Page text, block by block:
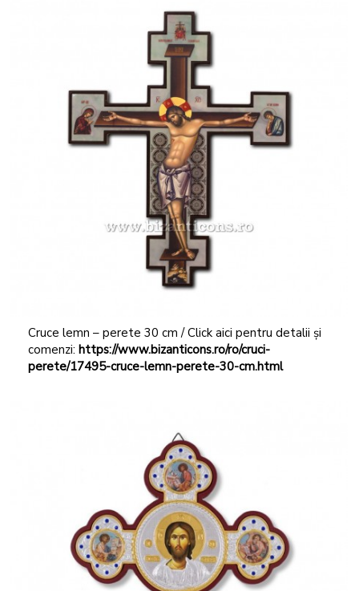
Cruce lemn – perete 30 cm / Click aici pentru detalii și
comenzi: https://www.bizanticons.ro/ro/cruci-
perete/17495-cruce-lemn-perete-30-cm.html